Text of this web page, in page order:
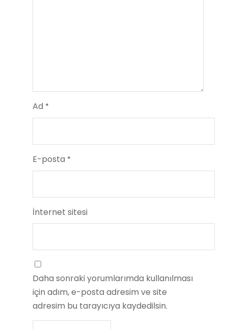
Ad *
E-posta *
İnternet sitesi
Daha sonraki yorumlarımda kullanılması
için adım, e-posta adresim ve site
adresim bu tarayıcıya kaydedilsin.